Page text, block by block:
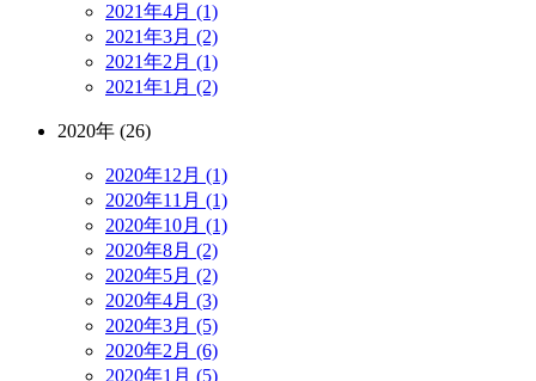
2021年4月 (1)
2021年3月 (2)
2021年2月 (1)
2021年1月 (2)
2020年 (26)
2020年12月 (1)
2020年11月 (1)
2020年10月 (1)
2020年8月 (2)
2020年5月 (2)
2020年4月 (3)
2020年3月 (5)
2020年2月 (6)
2020年1月 (5)